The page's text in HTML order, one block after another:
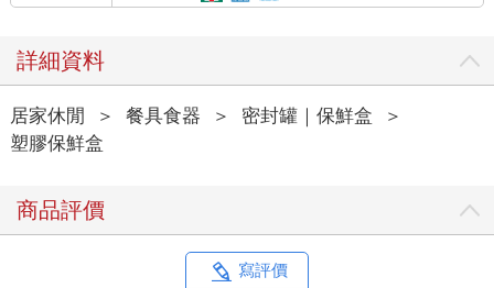
詳細資料
居家休閒 ＞ 餐具食器 ＞ 密封罐｜保鮮盒
＞
塑膠保鮮盒
商品評價
寫評價